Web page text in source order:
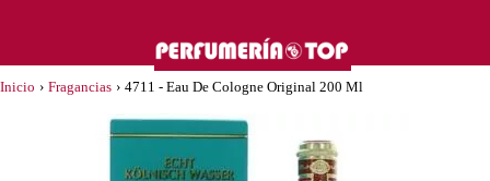
Inicio › Fragancias › 4711 - Eau De Cologne Original 200 Ml